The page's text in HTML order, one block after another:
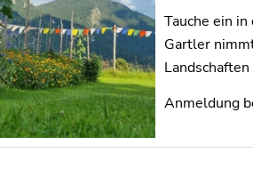
Tauche ein
Gartler
Anmeldung